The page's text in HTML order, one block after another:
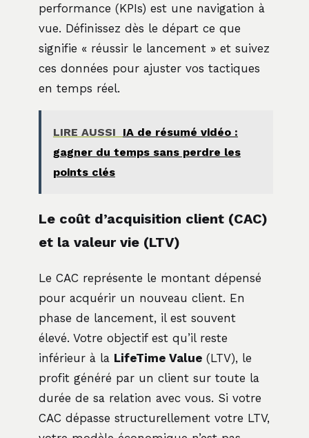
performance (KPIs) est une navigation à
vue. Définissez dès le départ ce que
signifie « réussir le lancement » et suivez
ces données pour ajuster vos tactiques
en temps réel.
LIRE AUSSI
IA de résumé vidéo :
gagner du temps sans perdre les
points clés
Le coût d’acquisition client (CAC)
et la valeur vie (LTV)
Le CAC représente le montant dépensé
pour acquérir un nouveau client. En
phase de lancement, il est souvent
élevé. Votre objectif est qu’il reste
inférieur à la LifeTime Value (LTV), le
profit généré par un client sur toute la
durée de sa relation avec vous. Si votre
CAC dépasse structurellement votre LTV,